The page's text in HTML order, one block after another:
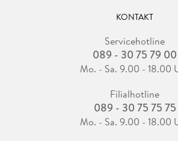
KONTAKT
Servicehotline
089 - 30 75 79 00
Mo. - Sa. 9.00 - 18.00
Filialhotline
089 - 30 75 75 75
Mo. - Sa. 9.00 - 18.00